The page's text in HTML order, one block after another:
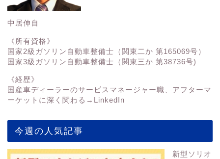
中居伸自
《所有資格》
国家2級ガソリン自動車整備士（関東二か 第165069号）
国家3級ガソリン自動車整備士（関東三か 第38736号)
《経歴》
国産車ディーラーのサービスマネージャー職、アフターマ
ーケットに深く関わる→ LinkedIn
今週の人気記事
新型ソリオ